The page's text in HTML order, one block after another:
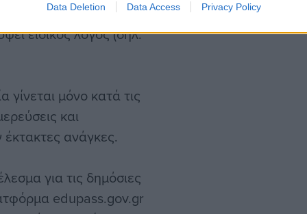
Data Deletion Data Access Privacy Policy
self test, καθώς δεν
ειδικός λόγος (δηλ.
μόνο κατά τις
και
ανάγκες.
για τις δημόσιες
edupass.gov.gr